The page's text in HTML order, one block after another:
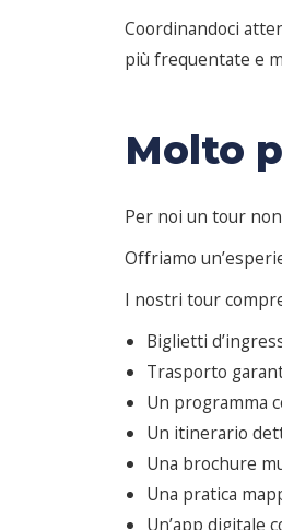
Coordinandoci
più frequentate e
Molto
Per noi un tour
Offriamo
I nostri tour
Biglietti
Trasporto
Un programma
Un itinerario
Una brochure
Una pratica
Un’app digitale